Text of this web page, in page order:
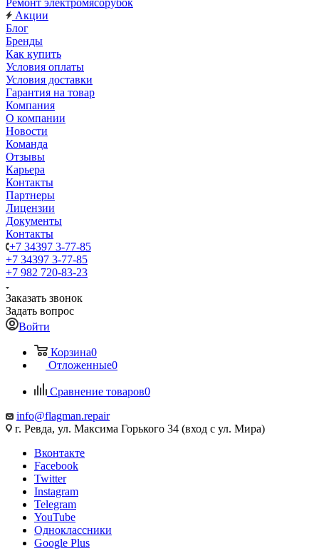
Ремонт электромясорубок
Акции
Блог
Бренды
Как купить
Условия оплаты
Условия доставки
Гарантия на товар
Компания
О компании
Новости
Команда
Отзывы
Карьера
Контакты
Партнеры
Лицензии
Документы
Контакты
+7 34397 3-77-85
+7 34397 3-77-85
+7 982 720-83-23
Заказать звонок
Задать вопрос
Войти
Корзина0
Отложенные0
Сравнение товаров0
info@flagman.repair
г. Ревда, ул. Максима Горького 34 (вход с ул. Мира)
Вконтакте
Facebook
Twitter
Instagram
Telegram
YouTube
Одноклассники
Google Plus